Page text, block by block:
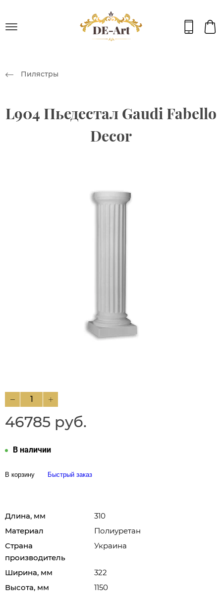
Пилястры
L904 Пьедестал Gaudi Fabello
Decor
46785 руб.
В наличии
В корзину Быстрый заказ
Длина, мм
310
Материал
Полиуретан
Страна
производитель
Украина
Ширина, мм
322
Высота, мм
1150